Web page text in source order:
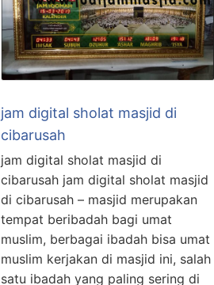
jam digital sholat masjid di
cibarusah
jam digital sholat masjid di
cibarusah jam digital sholat masjid
di cibarusah – masjid merupakan
tempat beribadah bagi umat
muslim, berbagai ibadah bisa umat
muslim kerjakan di masjid ini, salah
satu ibadah yang paling sering di